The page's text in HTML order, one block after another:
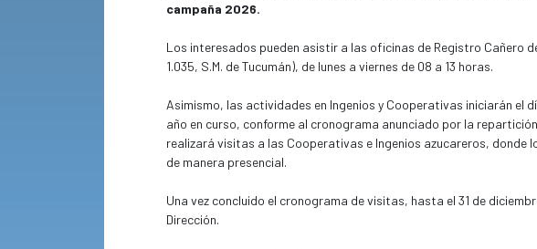
campaña 2026.
Los interesados pueden asistir a las oficinas de Registro Cañero
1.035, S.M. de Tucumán), de lunes a viernes de 08 a 13 horas.
Asimismo, las actividades en Ingenios y Cooperativas iniciarán el
año en curso, conforme al cronograma anunciado por la
realizará visitas a las Cooperativas e Ingenios azucareros,
de manera presencial.
Una vez concluido el cronograma de visitas, hasta el 31 de
Dirección.